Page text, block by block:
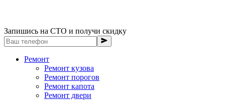
Запишись на СТО и получи скидку
Ремонт
Ремонт кузова
Ремонт порогов
Ремонт капота
Ремонт двери